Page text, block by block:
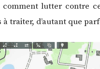
comment lutter contre
à traiter, d’autant que